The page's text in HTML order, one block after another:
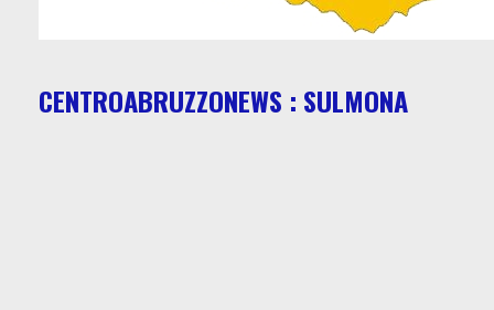
CENTROABRUZZONEWS : SULMONA